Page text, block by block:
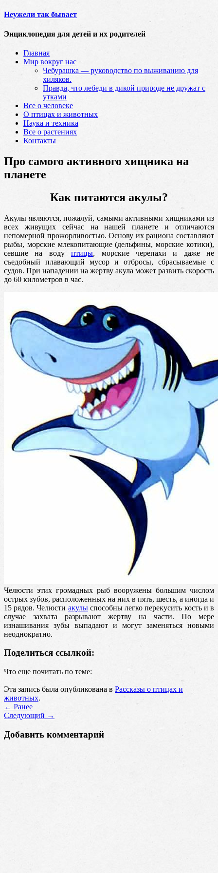
Неужели так бывает
Энциклопедия для детей и их родителей
Главная
Мир вокруг нас
Чебурашка — руководство по выживанию для
хиляков.
Правда, что лебеди в дикой природе не дружат с
утками
Все о человеке
О птицах и животных
Наука и техника
Все о растениях
Контакты
Про самого активного хищника на
планете
Как питаются акулы?
Акулы являются, пожалуй, самыми активными хищниками из
всех живущих сейчас на нашей планете и отличаются
непомерной прожорливостью. Основу их рациона составляют
рыбы, морские млекопитающие (дельфины, морские котики),
севшие на водуптицы, морские черепахи и даже не
съедобный плавающий мусор и отбросы, сбрасываемые с
судов. При нападении на жертву акула может развить скорость
до 60 километров в час.
Челюсти этих громадных рыб вооружены большим числом
острых зубов, расположенных на них в пять, шесть, а иногда и
15 рядов. Челюсти акулыспособны легко перекусить кость и в
случае захвата разрывают жертву на части. По мере
изнашивания зубы выпадают и могут заменяться новыми
неоднократно.
Поделиться ссылкой:
Что еще почитать по теме:
Эта запись была опубликована в Рассказы о птицах и
животных.
← Ранее
Cледующий →
Добавить комментарий